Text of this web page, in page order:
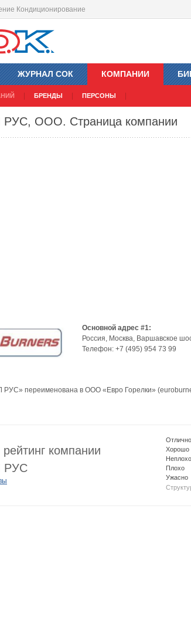
Кондиционирование
ЖУРНАЛ СОК КОМПАНИИ
БРЕНДЫ ПЕРСОНЫ
РУС, ООО. Страница компании
Основной адрес #1:
Россия, Москва, Варшавское
Телефон: +7 (495) 954 73 99
переименована в ООО «Евро Горелки»
Отлично
Хорошо
Неплохо
Плохо
Ужасно
компании
РУС